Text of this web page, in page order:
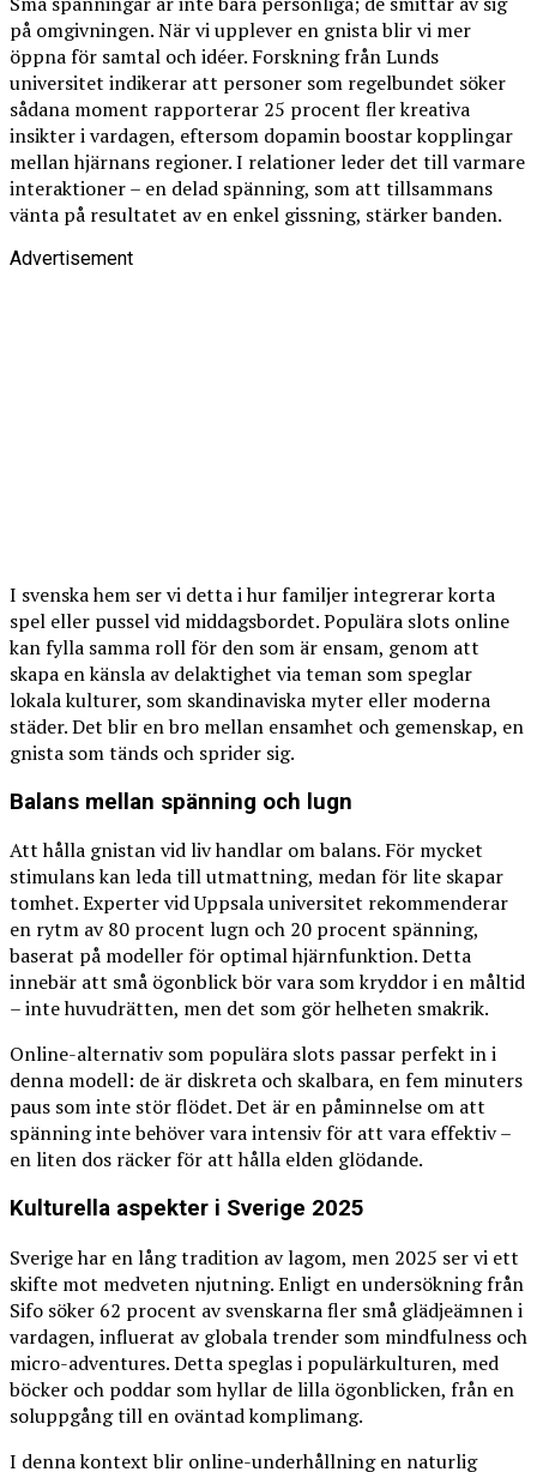
på omgivningen. När vi upplever en gnista blir vi mer
öppna för samtal och idéer. Forskning från Lunds
universitet indikerar att personer som regelbundet söker
sådana moment rapporterar 25 procent fler kreativa
insikter i vardagen, eftersom dopamin boostar kopplingar
mellan hjärnans regioner. I relationer leder det till varmare
interaktioner – en delad spänning, som att tillsammans
vänta på resultatet av en enkel gissning, stärker banden.
Advertisement
I svenska hem ser vi detta i hur familjer integrerar korta
spel eller pussel vid middagsbordet. Populära slots online
kan fylla samma roll för den som är ensam, genom att
skapa en känsla av delaktighet via teman som speglar
lokala kulturer, som skandinaviska myter eller moderna
städer. Det blir en bro mellan ensamhet och gemenskap, en
gnista som tänds och sprider sig.
Balans mellan spänning och lugn
Att hålla gnistan vid liv handlar om balans. För mycket
stimulans kan leda till utmattning, medan för lite skapar
tomhet. Experter vid Uppsala universitet rekommenderar
en rytm av 80 procent lugn och 20 procent spänning,
baserat på modeller för optimal hjärnfunktion. Detta
innebär att små ögonblick bör vara som kryddor i en måltid
– inte huvudrätten, men det som gör helheten smakrik.
Online-alternativ som populära slots passar perfekt in i
denna modell: de är diskreta och skalbara, en fem minuters
paus som inte stör flödet. Det är en påminnelse om att
spänning inte behöver vara intensiv för att vara effektiv –
en liten dos räcker för att hålla elden glödande.
Kulturella aspekter i Sverige 2025
Sverige har en lång tradition av lagom, men 2025 ser vi ett
skifte mot medveten njutning. Enligt en undersökning från
Sifo söker 62 procent av svenskarna fler små glädjeämnen i
vardagen, influerat av globala trender som mindfulness och
micro-adventures. Detta speglas i populärkulturen, med
böcker och poddar som hyllar de lilla ögonblicken, från en
soluppgång till en oväntad komplimang.
I denna kontext blir online-underhållning en naturlig